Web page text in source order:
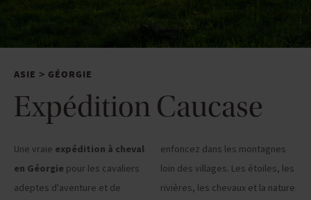
ASIE > GÉORGIE
Expédition Caucase
Une vraie expédition à cheval
en Géorgie pour les cavaliers
adeptes d'aventure et de
enfoncez dans les montagnes
loin des villages. Les étoiles, les
rivières, les chevaux et la nature